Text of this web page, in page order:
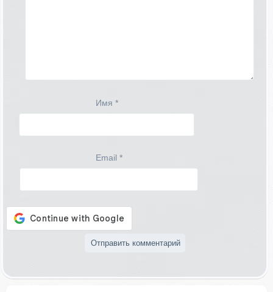
Имя *
Email *